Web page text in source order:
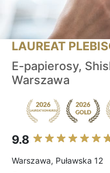
LAUREAT
E-papierosy,
Warszawa
9.8
Warszawa, Puławska 12